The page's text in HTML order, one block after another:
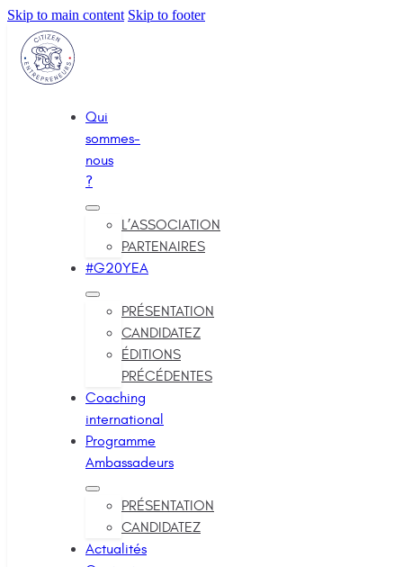
Skip to main content Skip to footer
Qui
sommes-
nous
?
L’ASSOCIATION
PARTENAIRES
#G20YEA
PRÉSENTATION
CANDIDATEZ
ÉDITIONS
PRÉCÉDENTES
Coaching
international
Programme
Ambassadeurs
PRÉSENTATION
CANDIDATEZ
Actualités